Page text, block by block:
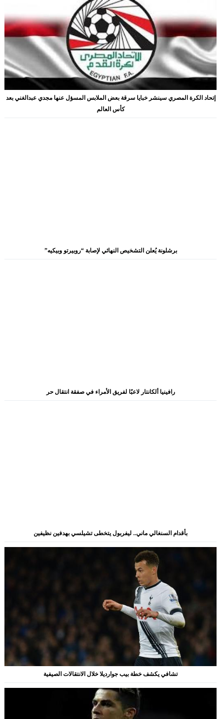
إتحاد الكرة المصري سينشر خبايا سرقة بعض الملابس المسؤل عنها مجدي عبدالغني بعد
كأس العالم
برشلونة يُعلن التشخيص النهائي لإصابة “روبيرتو وبيكيه”
رافينيا ألكانتار لاعبًا لفريق الأمراء في صفقة انتقال حر
بأقدام السنغالي ماني.. ليفربول يتخطى تشيلسي بهدفين نظيفين
تشافي يكشف خطة بيب جوارديلا خلال الانتقالات الصيفية